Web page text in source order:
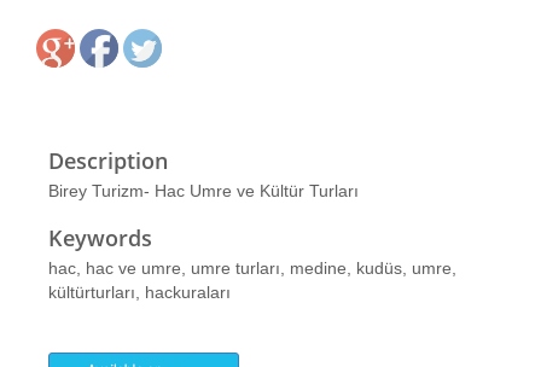
Description
Birey Turizm- Hac Umre ve Kültür Turları
Keywords
hac, hac ve umre, umre turları, medine, kudüs, umre,
kültürturları, hackuraları